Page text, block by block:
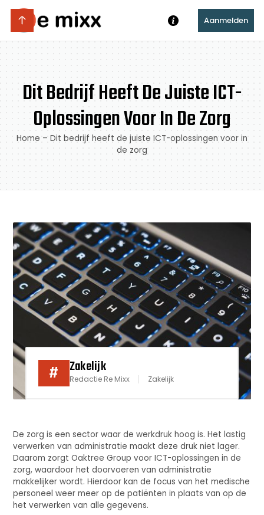
Aanmelden
Dit Bedrijf Heeft De Juiste ICT-
Oplossingen Voor In De Zorg
Home – Dit bedrijf heeft de juiste ICT-oplossingen voor in
de zorg
# Zakelijk
Redactie Re Mixx Zakelijk
De zorg is een sector waar de werkdruk hoog is. Het lastig
verwerken van administratie maakt deze druk niet lager.
Daarom zorgt Oaktree Group voor ICT-oplossingen in de
zorg, waardoor het doorvoeren van administratie
makkelijker wordt. Hierdoor kan de focus van het medische
personeel weer meer op de patiënten in plaats van op de
het verwerken van alle gegevens.